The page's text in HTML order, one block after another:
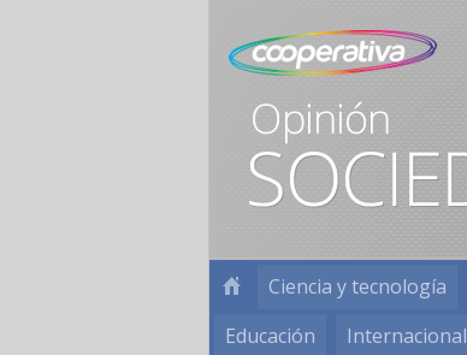
Ciencia y tecnología
Educación
Internacional